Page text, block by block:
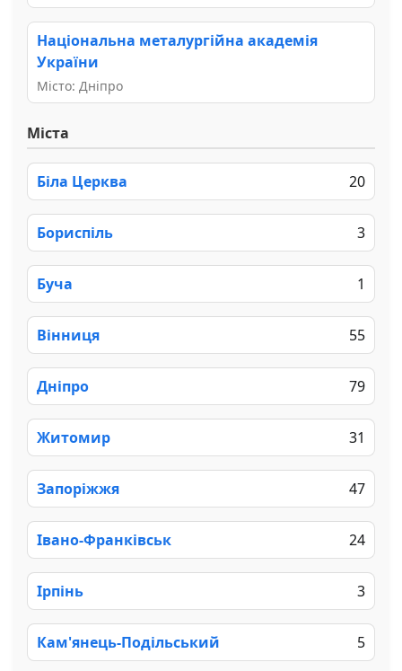
Національна металургійна академія
України
Місто: Дніпро
Міста
Біла Церква 20
Бориспіль 3
Буча 1
Вінниця 55
Дніпро 79
Житомир 31
Запоріжжя 47
Івано-Франківськ 24
Ірпінь 3
Кам'янець-Подільський 5